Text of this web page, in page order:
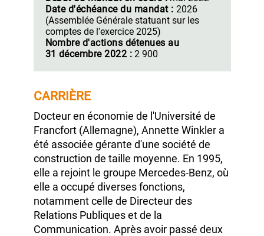
Nationalité :allemande
Née le27 septembre 1959
Date de 1re nomination : mai 2014
Début du mandat en cours : mai 2022
Date d'échéancedu mandat :
comptes del'exercice 2025)
31 décembre 2022 :
CARRIÈRE
Docteur en économie de l'Université de
Francfort(Allemagne), Annette Winkler a
été associée gérante d'une société de
construction de taille moyenne.En 1995,
elle a rejoint le groupe Mercedes‑Benz, où
elle a occupé diverses fonctions,